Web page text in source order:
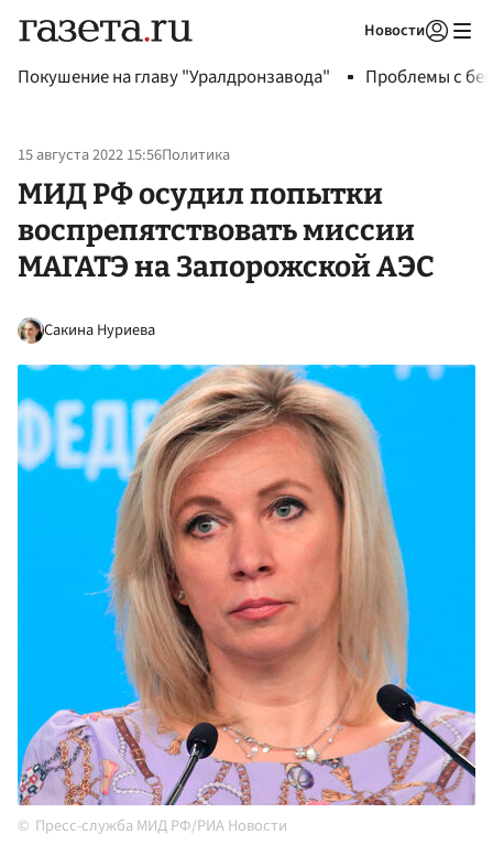
Новости
Покушение на главу "Уралдронзавода" Проблемы с
15 августа 2022 15:56Политика
МИД РФ осудил попытки
воспрепятствовать миссии
МАГАТЭ на Запорожской АЭС
Сакина Нуриева
Пресс-служба МИД РФ/РИА Новости